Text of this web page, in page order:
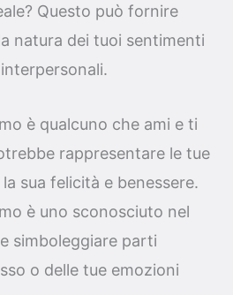
Questo può fornire
natura dei tuoi sentimenti
è qualcuno che ami e ti
rappresentare le tue
sua felicità e benessere.
è uno sconosciuto nel
simboleggiare parti
o delle tue emozioni